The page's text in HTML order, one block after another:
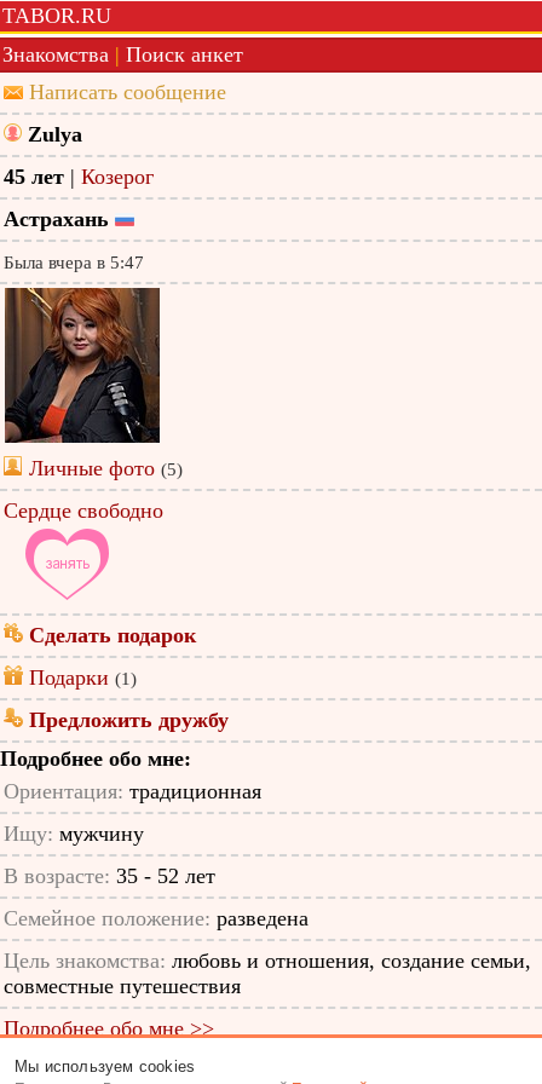
TABOR.RU
Знакомства | Поиск анкет
Написать сообщение
Zulya
45 лет | Козерог
Астрахань
Была вчера в 5:47
Личные фото (5)
Сердце свободно
Сделать подарок
Подарки (1)
Предложить дружбу
Подробнее обо мне:
Ориентация: традиционная
Ищу: мужчину
В возрасте: 35 - 52 лет
Семейное положение: разведена
Цель знакомства: любовь и отношения, создание семьи,
совместные путешествия
Подробнее обо мне >>
ID анкеты: 53568804
Мы используем cookies